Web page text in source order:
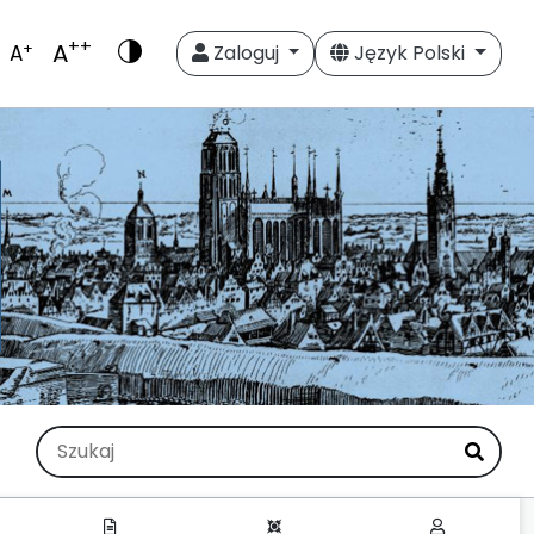
A+ A++ Zaloguj Język Polski